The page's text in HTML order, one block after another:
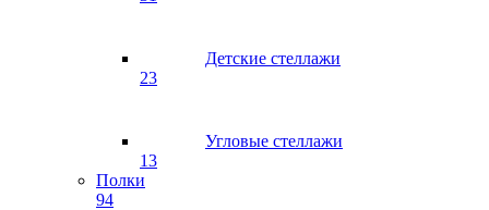
Детские стеллажи
23
Угловые стеллажи
13
Полки
94